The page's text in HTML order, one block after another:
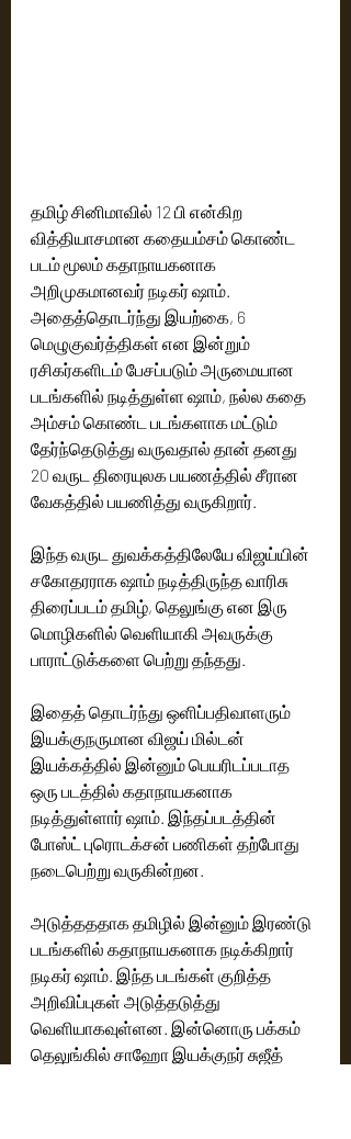
தமிழ் சினிமாவில் 12 பி என்கிற
வித்தியாசமான கதையம்சம் கொண்ட
படம் மூலம் கதாநாயகனாக
அறிமுகமானவர் நடிகர் ஷாம்.
அதைத்தொடர்ந்து இயற்கை, 6
மெழுகுவர்த்திகள் என இன்றும்
ரசிகர்களிடம் பேசப்படும் அருமையான
படங்களில் நடித்துள்ள ஷாம், நல்ல கதை
அம்சம் கொண்ட படங்களாக மட்டும்
தேர்ந்தெடுத்து வருவதால் தான் தனது
20 வருட திரையுலக பயணத்தில் சீரான
வேகத்தில் பயணித்து வருகிறார்.
இந்த வருட துவக்கத்திலேயே விஜய்யின்
சகோதரராக ஷாம் நடித்திருந்த வாரிசு
திரைப்படம் தமிழ், தெலுங்கு என இரு
மொழிகளில் வெளியாகி அவருக்கு
பாராட்டுக்களை பெற்று தந்தது.
இதைத் தொடர்ந்து ஒளிப்பதிவாளரும்
இயக்குநருமான விஜய் மில்டன்
இயக்கத்தில் இன்னும் பெயரிடப்படாத
ஒரு படத்தில் கதாநாயகனாக
நடித்துள்ளார் ஷாம். இந்தப்படத்தின்
போஸ்ட் புரொடக்சன் பணிகள் தற்போது
நடைபெற்று வருகின்றன.
அடுத்தததாக தமிழில் இன்னும் இரண்டு
படங்களில் கதாநாயகனாக நடிக்கிறார்
நடிகர் ஷாம். இந்த படங்கள் குறித்த
அறிவிப்புகள் அடுத்தடுத்து
வெளியாகவுள்ளன. இன்னொரு பக்கம்
தெலுங்கில் சாஹோ இயக்குநர் சுஜீத்